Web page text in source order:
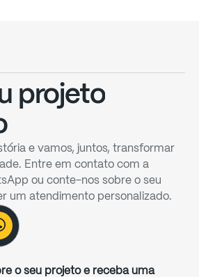
projeto
e vamos, juntos, transformar
Entre em contato com a
ou conte-nos sobre o seu
um atendimento personalizado.
o seu projeto e receba uma